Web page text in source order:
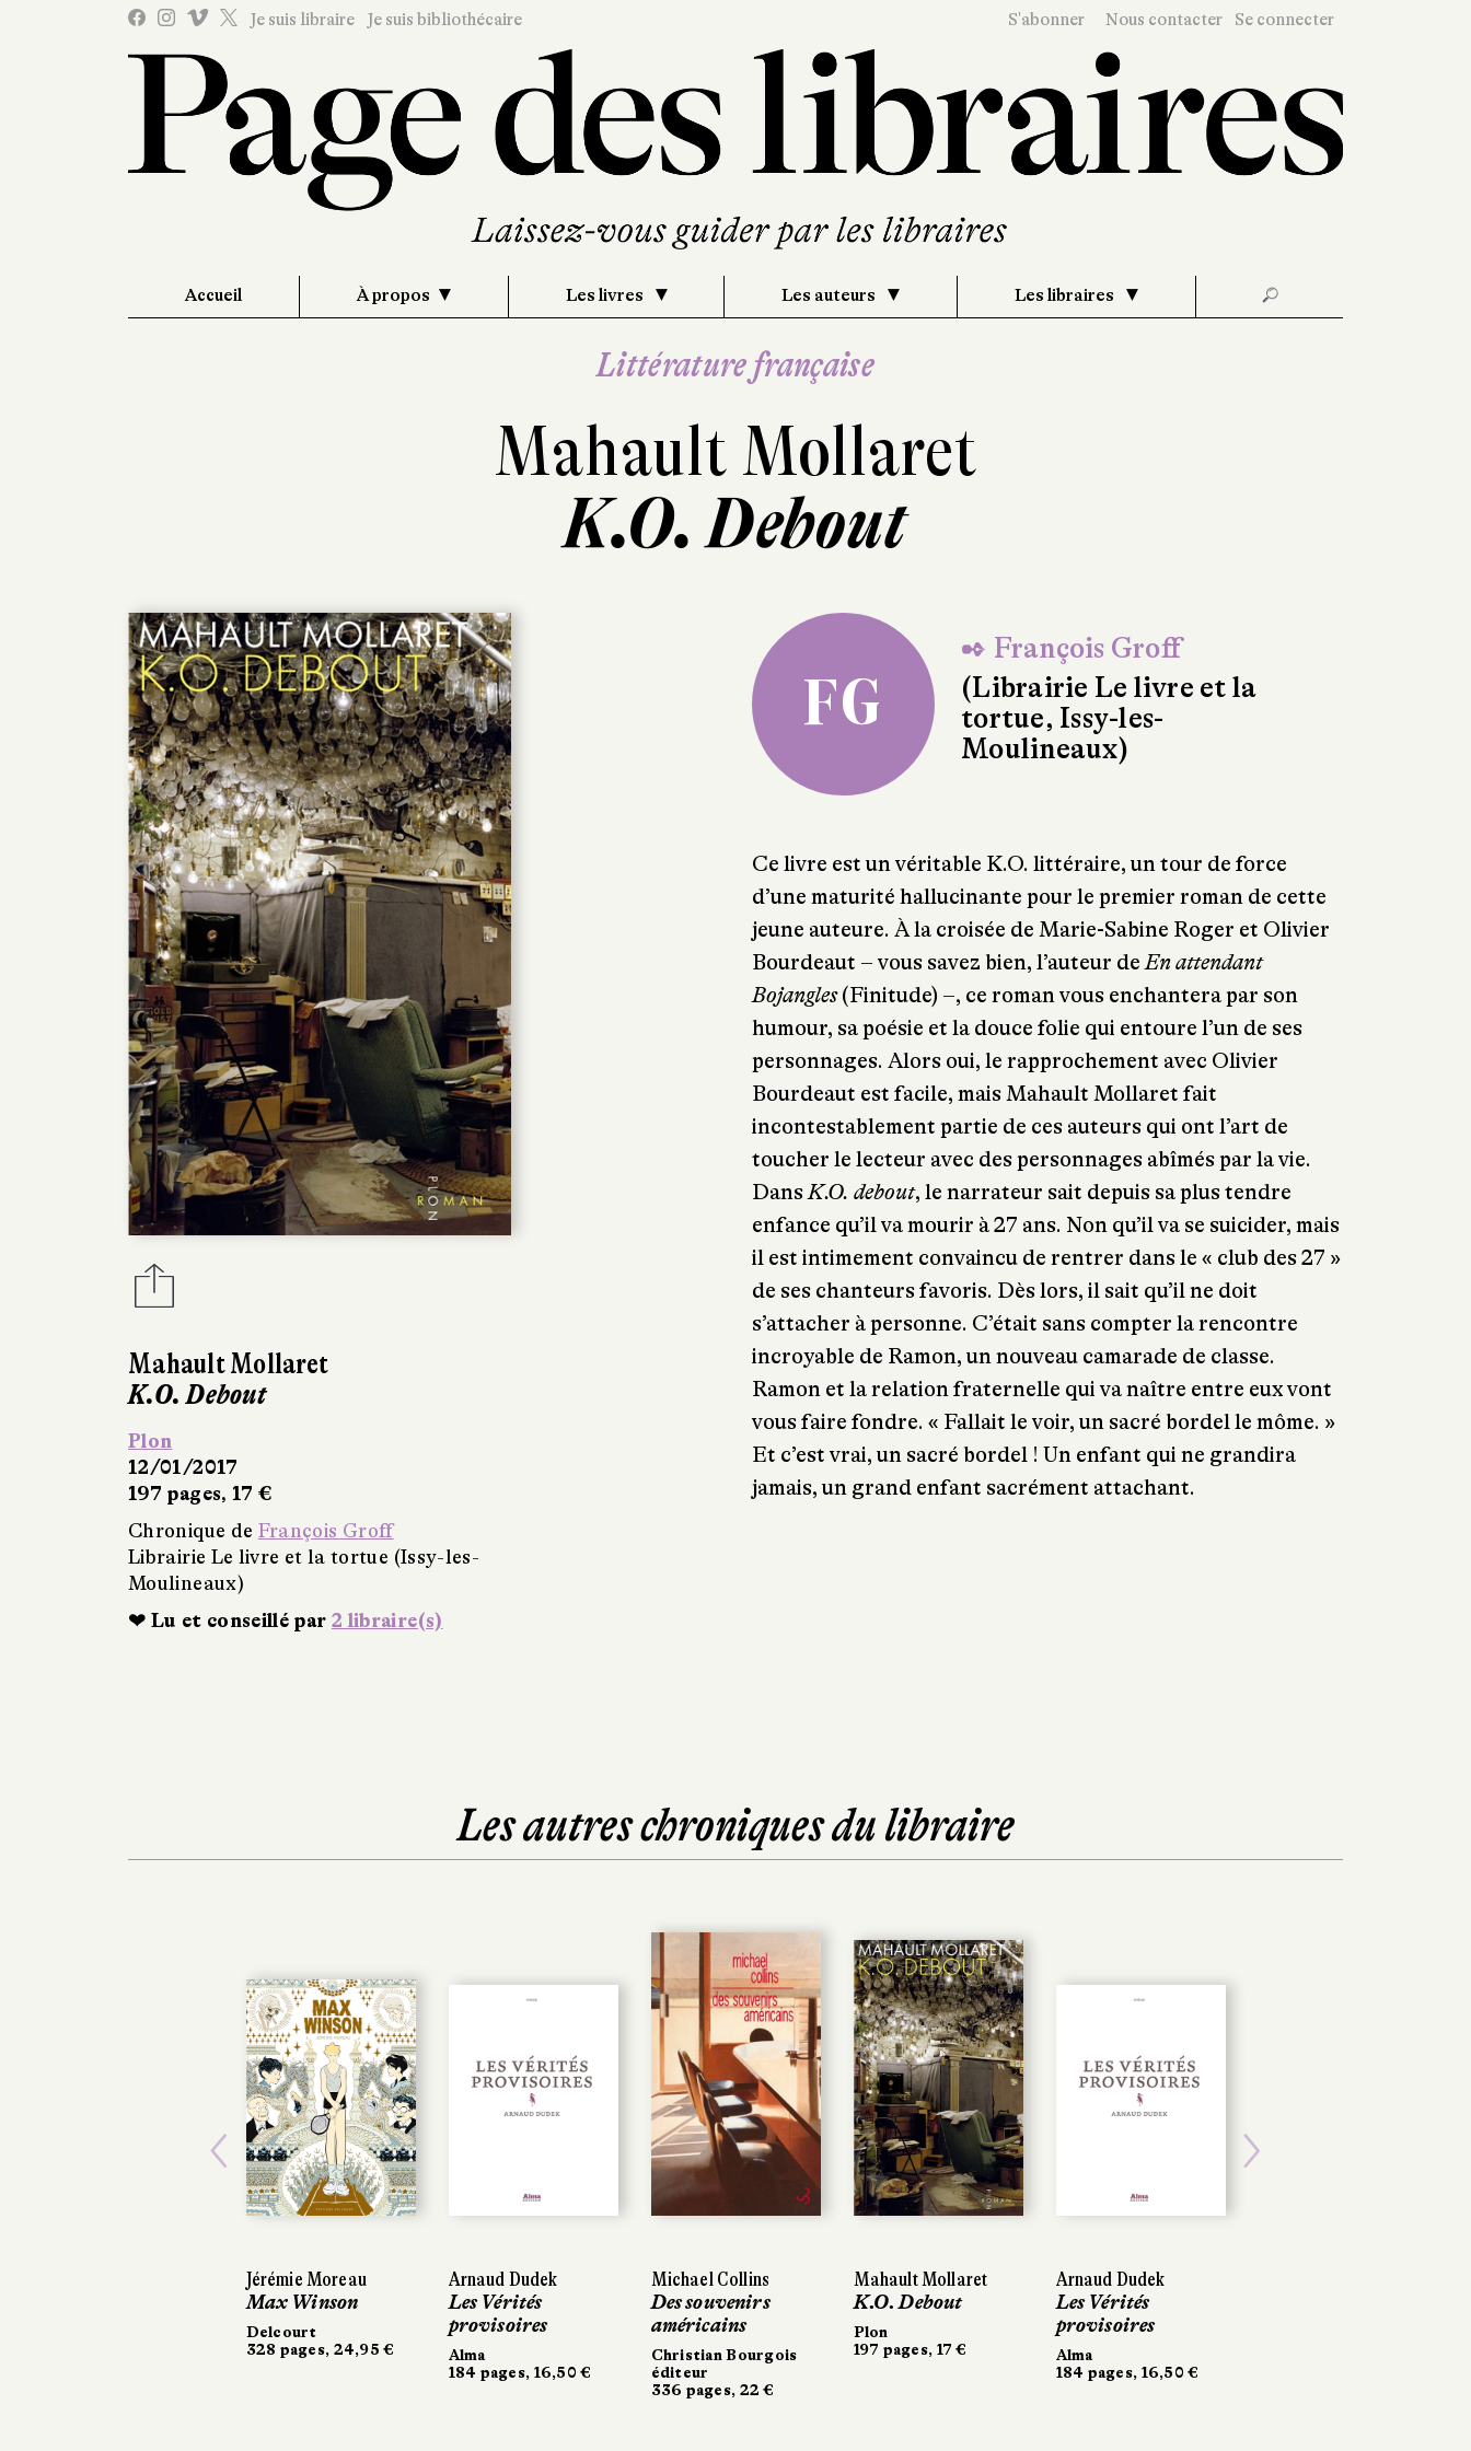
Je suis libraire Je suis bibliothécaire S'abonner Nous contacter Se connecter
Accueil À propos Les livres Les auteurs Les libraires 🔎
Littérature française
Mahault Mollaret
K.O. Debout
Mahault Mollaret
K.O. Debout
Plon
12/01/2017
197 pages, 17 €
Chronique de François Groff
Librairie Le livre et la tortue (Issy-les-
Moulineaux)
❤ Lu et conseillé par 2 libraire(s)
FG
✒ François Groff
(Librairie Le livre et la
tortue, Issy-les-
Moulineaux)
Ce livre est un véritable K.O. littéraire, un tour de force
d’une maturité hallucinante pour le premier roman de cette
jeune auteure. À la croisée de Marie-Sabine Roger et Olivier
Bourdeaut – vous savez bien, l’auteur deEn attendant
Bojangles(Finitude) –, ce roman vous enchantera par son
humour, sa poésie et la douce folie qui entoure l’un de ses
personnages. Alors oui, le rapprochement avec Olivier
Bourdeaut est facile, mais Mahault Mollaret fait
incontestablement partie de ces auteurs qui ont l’art de
toucher le lecteur avec des personnages abîmés par la vie.
DansK.O. debout, le narrateur sait depuis sa plus tendre
enfance qu’il va mourir à 27 ans. Non qu’il va se suicider, mais
il est intimement convaincu de rentrer dans le « club des 27 »
de ses chanteurs favoris. Dès lors, il sait qu’il ne doit
s’attacher à personne. C’était sans compter la rencontre
incroyable de Ramon, un nouveau camarade de classe.
Ramon et la relation fraternelle qui va naître entre eux vont
vous faire fondre. « Fallait le voir, un sacré bordel le môme. »
Et c’est vrai, un sacré bordel ! Un enfant qui ne grandira
jamais, un grand enfant sacrément attachant.
Les autres chroniques du libraire
Jérémie Moreau
Max Winson
Delcourt
328 pages, 24,95 €
Arnaud Dudek
Les Vérités
provisoires
Alma
184 pages, 16,50 €
Michael Collins
Des souvenirs
américains
Christian Bourgois
éditeur
336 pages, 22 €
Mahault Mollaret
K.O. Debout
Plon
197 pages, 17 €
Arnaud Dudek
Les Vérités
provisoires
Alma
184 pages, 16,50 €
Previous